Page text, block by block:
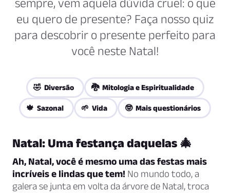
sempre, vem aquela dúvida cruel: o que
eu quero de presente? Faça nosso quiz
para descobrir o presente perfeito para
você neste Natal!
🤣 Diversão 🐉 Mitologia e Espiritualidade
🍁 Sazonal 🌱 Vida 🤓 Mais questionários
Natal: Uma festança daquelas 🎄
Ah, Natal, você é mesmo uma das festas mais
incríveis e lindas que tem! No mundo todo, a
galera se junta em volta da árvore de Natal, troca